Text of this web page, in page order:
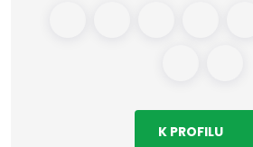
K PROFILU